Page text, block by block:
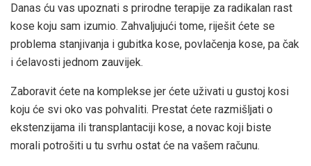
Danas ću vas upoznati s prirodne terapije za radikalan rast
kose koju sam izumio. Zahvaljujući tome, riješit ćete se
problema stanjivanja i gubitka kose, povlačenja kose, pa čak
i ćelavosti jednom zauvijek.
Zaboravit ćete na komplekse jer ćete uživati u gustoj kosi
koju će svi oko vas pohvaliti. Prestat ćete razmišljati o
ekstenzijama ili transplantaciji kose, a novac koji biste
morali potrošiti u tu svrhu ostat će na vašem računu.